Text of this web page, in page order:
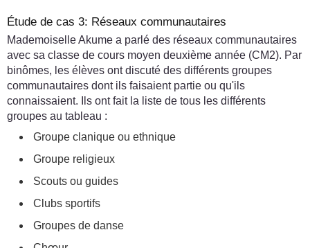
Étude de cas 3: Réseaux communautaires
Mademoiselle Akume a parlé des réseaux communautaires
avec sa classe de cours moyen deuxième année (CM2). Par
binômes, les élèves ont discuté des différents groupes
communautaires dont ils faisaient partie ou qu'ils
connaissaient. Ils ont fait la liste de tous les différents
groupes au tableau :
Groupe clanique ou ethnique
Groupe religieux
Scouts ou guides
Clubs sportifs
Groupes de danse